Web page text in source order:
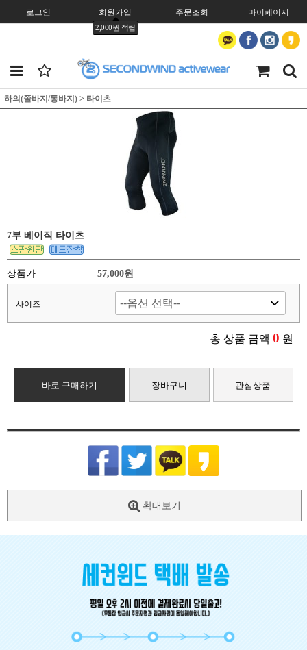
로그인 회원가입
2,000원 적립
주문조회 마이페이지
하의(쫄바지/통바지) > 타이츠
7부 베이직 타이츠
상품가 57,000원
사이즈
총 상품 금액 0 원
바로 구매하기 장바구니 관심상품
확대보기